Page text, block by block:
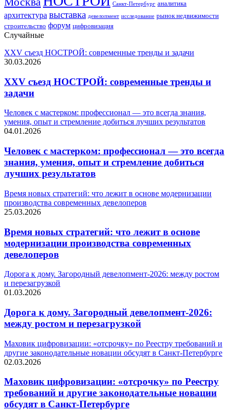
Санкт-Петербург аналитика
архитектура выставка девелопмент исследование рынок недвижимости
строительство форум цифровизация
Случайные
XXV съезд НОСТРОЙ: современные тренды и задачи
30.03.2026
XXV съезд НОСТРОЙ: современные тренды и
задачи
Человек с мастерком: профессионал — это всегда знания,
умения, опыт и стремление добиться лучших результатов
04.01.2026
Человек с мастерком: профессионал — это всегда
знания, умения, опыт и стремление добиться
лучших результатов
Время новых стратегий: что лежит в основе модернизации
производства современных девелоперов
25.03.2026
Время новых стратегий: что лежит в основе
модернизации производства современных
девелоперов
Дорога к дому. Загородный девелопмент-2026: между ростом
и перезагрузкой
01.03.2026
Дорога к дому. Загородный девелопмент-2026:
между ростом и перезагрузкой
Маховик цифровизации: «отсрочку» по Реестру требований и
другие законодательные новации обсудят в Санкт-Петербурге
02.03.2026
Маховик цифровизации: «отсрочку» по Реестру
требований и другие законодательные новации
обсудят в Санкт-Петербурге